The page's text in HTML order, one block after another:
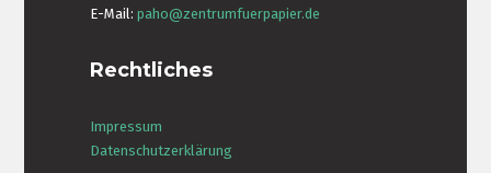
E-Mail:paho@zentrumfuerpapier.de
Rechtliches
Impressum
Datenschutzerklärung